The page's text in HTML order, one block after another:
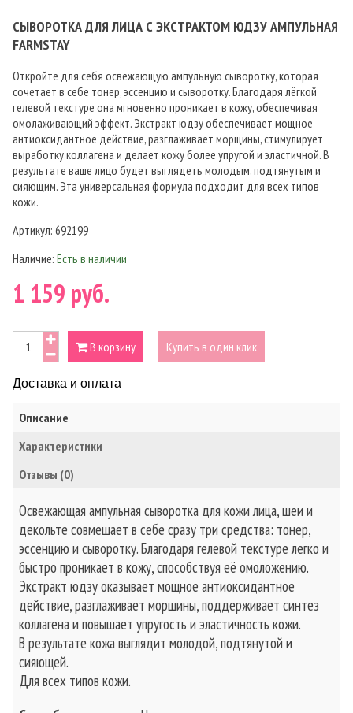
СЫВОРОТКА ДЛЯ ЛИЦА С ЭКСТРАКТОМ ЮДЗУ АМПУЛЬНАЯ
FARMSTAY
Откройте для себя освежающую ампульную сыворотку, которая
сочетает в себе тонер, эссенцию и сыворотку. Благодаря лёгкой
гелевой текстуре она мгновенно проникает в кожу, обеспечивая
омолаживающий эффект. Экстракт юдзу обеспечивает мощное
антиоксидантное действие, разглаживает морщины, стимулирует
выработку коллагена и делает кожу более упругой и эластичной. В
результате ваше лицо будет выглядеть молодым, подтянутым и
сияющим. Эта универсальная формула подходит для всех типов
кожи.
Артикул: 692199
Наличие: Есть в наличии
1 159 руб.
В корзину Купить в один клик
Доставка и оплата
Описание
Характеристики
Отзывы (0)
Освежающая ампульная сыворотка для кожи лица, шеи и
декольте совмещает в себе сразу три средства: тонер,
эссенцию и сыворотку. Благодаря гелевой текстуре легко и
быстро проникает в кожу, способствуя её омоложению.
Экстракт юдзу оказывает мощное антиоксидантное
действие, разглаживает морщины, поддерживает синтез
коллагена и повышает упругость и эластичность кожи.
В результате кожа выглядит молодой, подтянутой и
сияющей.
Для всех типов кожи.